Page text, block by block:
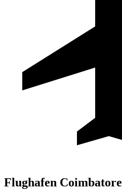
Flughafen Coimbatore